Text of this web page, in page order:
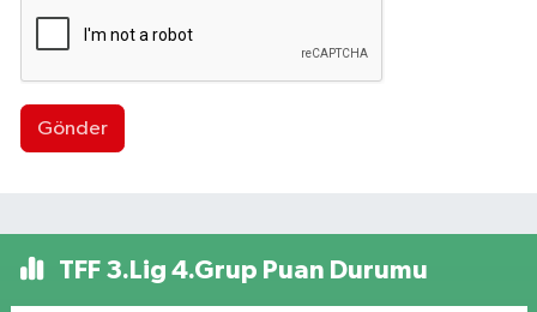
Gönder
TFF 3.Lig 4.Grup Puan Durumu